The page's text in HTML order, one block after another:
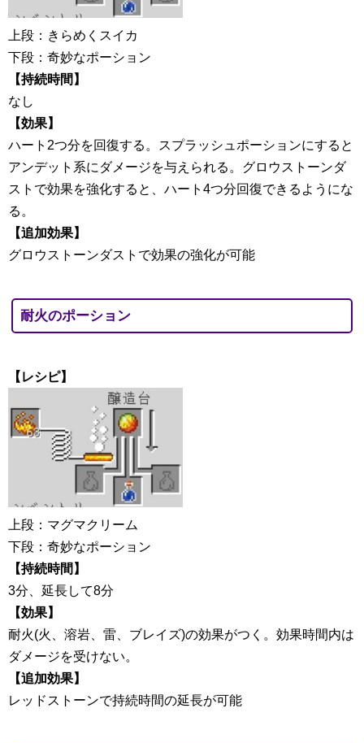
上段：きらめくスイカ
下段：奇妙なポーション
【持続時間】
なし
【効果】
ハート2つ分を回復する。スプラッシュポーションにすると
アンデット系にダメージを与えられる。グロウストーンダ
ストで効果を強化すると、ハート4つ分回復できるようにな
る。
【追加効果】
グロウストーンダストで効果の強化が可能
耐火のポーション
【レシピ】
上段：マグマクリーム
下段：奇妙なポーション
【持続時間】
3分、延長して8分
【効果】
耐火(火、溶岩、雷、ブレイズ)の効果がつく。効果時間内は
ダメージを受けない。
【追加効果】
レッドストーンで持続時間の延長が可能